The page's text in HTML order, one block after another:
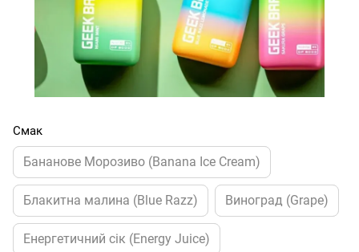
Смак
Бананове Морозиво (Banana Ice Cream)
Блакитна малина (Blue Razz) Виноград (Grape)
Енергетичний сік (Energy Juice)